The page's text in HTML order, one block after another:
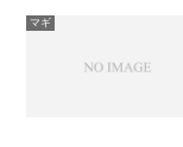
マギ